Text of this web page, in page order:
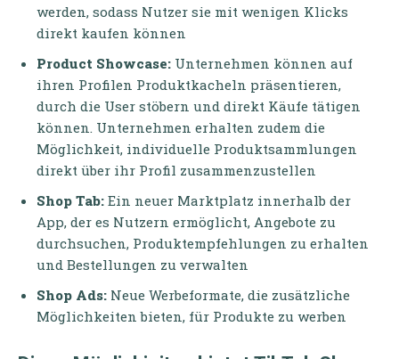
werden, sodass Nutzer sie mit wenigen Klicks
direkt kaufen können
Product Showcase: Unternehmen können auf
ihren Profilen Produktkacheln präsentieren,
durch die User stöbern und direkt Käufe tätigen
können. Unternehmen erhalten zudem die
Möglichkeit, individuelle Produktsammlungen
direkt über ihr Profil zusammenzustellen
Shop Tab: Ein neuer Marktplatz innerhalb der
App, der es Nutzern ermöglicht, Angebote zu
durchsuchen, Produktempfehlungen zu erhalten
und Bestellungen zu verwalten
Shop Ads: Neue Werbeformate, die zusätzliche
Möglichkeiten bieten, für Produkte zu werben